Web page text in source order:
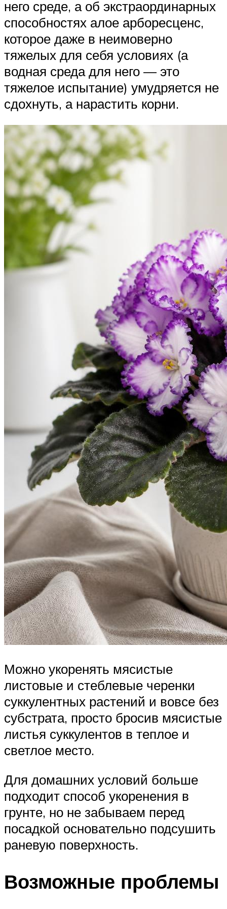
него среде, а об экстраординарных
способностях алое арборесценс,
которое даже в неимоверно
тяжелых для себя условиях (а
водная среда для него — это
тяжелое испытание) умудряется не
сдохнуть, а нарастить корни.
Можно укоренять мясистые
листовые и стеблевые черенки
суккулентных растений и вовсе без
субстрата, просто бросив мясистые
листья суккулентов в теплое и
светлое место.
Для домашних условий больше
подходит способ укоренения в
грунте, но не забываем перед
посадкой основательно подсушить
раневую поверхность.
Возможные проблемы